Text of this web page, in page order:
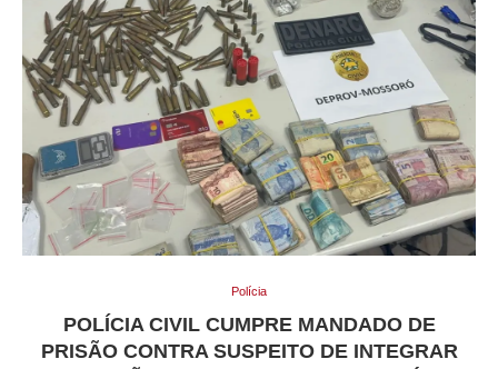
Polícia
POLÍCIA CIVIL CUMPRE MANDADO DE
PRISÃO CONTRA SUSPEITO DE INTEGRAR